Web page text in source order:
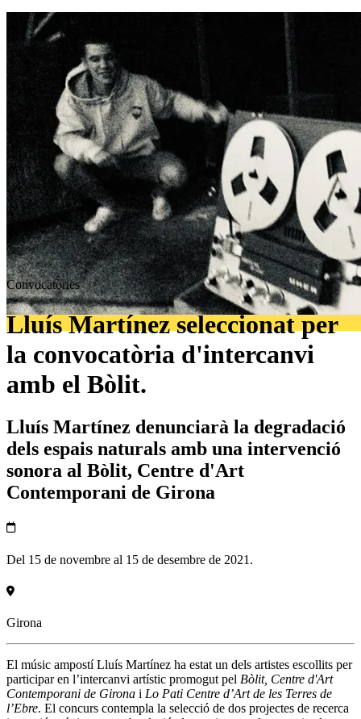
Convocatòries
Lluís Martínez seleccionat per
la convocatòria d'intercanvi
amb el Bòlit.
Lluís Martínez denunciarà la degradació
dels espais naturals amb una intervenció
sonora al Bòlit, Centre d'Art
Contemporani de Girona
Del 15 de novembre al 15 de desembre de 2021.
Girona
El músic ampostí Lluís Martínez ha estat un dels artistes escollits per
participar en l’intercanvi artístic promogut pel Bòlit, Centre d'Art
Contemporani de Girona i Lo Pati Centre d’Art de les Terres de
l’Ebre. El concurs contempla la selecció de dos projectes de recerca